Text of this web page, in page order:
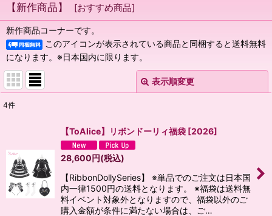
【新作商品】 [おすすめ商品]
新作商品コーナーです。
このアイコンが表示されている商品と同梱すると送料無料
になります。※日本国内に限ります。
表示順変更
並び順:
絞り込む
4件
【ToAlice】リボンドーリィ福袋 [2026]
28,600円(税込)
【RibbonDollySeries】 ※単品でのご注文は日本国
内一律1500円の送料となります。 ※福袋は送料無
料イベント対象外となりますので、福袋以外のご
購入金額が条件に満たない場合は、ご…